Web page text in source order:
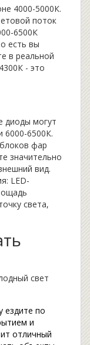
4000-5000К.
поток
6500К
есть вы
в реальной
- это
диоды могут
6000-6500К.
фар
значительно
вид.
LED-
света,
свет
ездите по
и
отличный